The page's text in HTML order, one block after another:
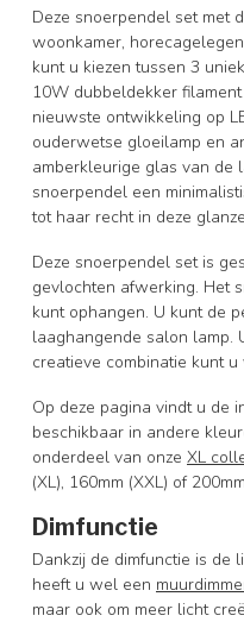
Deze snoerpendel set met
woonkamer,
kunt u kiezen tussen 3
10W dubbeldekker
nieuwste ontwikkeling op
ouderwetse gloeilamp en
amberkleurige glas van de
snoerpendel een
tot haar recht in deze
Deze snoerpendel set is
gevlochten afwerking. Het
kunt ophangen. U kunt de
laaghangende salon lamp.
creatieve combinatie kunt
Op deze pagina vindt u de
beschikbaar in andere
onderdeel van onze XL
(XL), 160mm (XXL) of
Dimfunctie
Dankzij de dimfunctie is de
heeft u wel een
maar ook om meer licht